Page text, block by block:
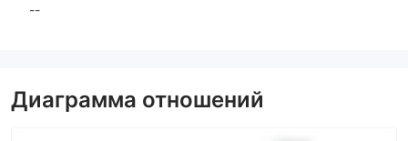
--
Диаграмма отношений